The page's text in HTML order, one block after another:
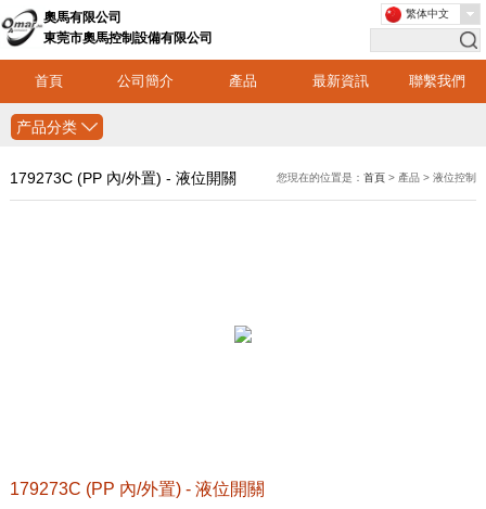
奧馬有限公司
東莞市奧馬控制設備有限公司
首頁 公司簡介 產品 最新資訊 聯繫我們
繁体中文
产品分类
179273C (PP 內/外置) - 液位開關 您現在的位置是：首頁 > 產品 > 液位控制
179273C (PP 內/外置) - 液位開關